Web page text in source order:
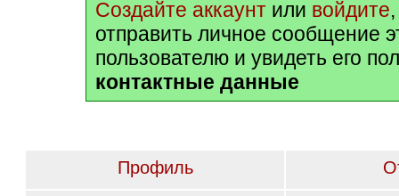
Создайте аккаунт или войдите
отправить личное сообщение
пользователю и увидеть его
контактные данные
Профиль